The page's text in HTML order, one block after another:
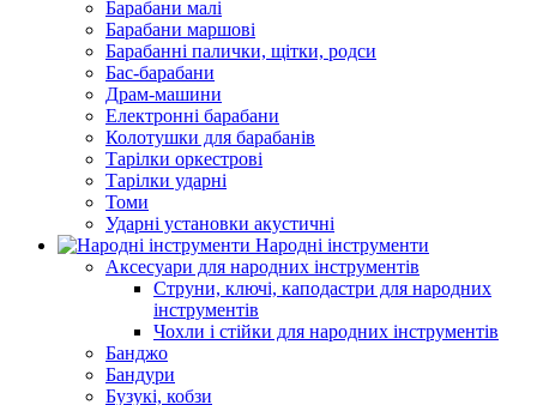
Барабани малі
Барабани маршові
Барабанні палички, щітки, родси
Бас-барабани
Драм-машини
Електронні барабани
Колотушки для барабанів
Тарілки оркестрові
Тарілки ударні
Томи
Ударні установки акустичні
Народні інструменти
Аксесуари для народних інструментів
Струни, ключі, каподастри для народних
інструментів
Чохли і стійки для народних інструментів
Банджо
Бандури
Бузукі, кобзи